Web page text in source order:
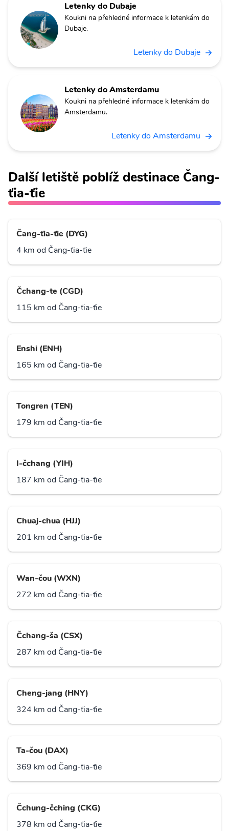
Letenky do Dubaje
Koukni na přehledné informace k letenkám do
Dubaje.
Letenky do Dubaje
Letenky do Amsterdamu
Koukni na přehledné informace k letenkám do
Amsterdamu.
Letenky do Amsterdamu
Další letiště poblíž destinace Čang-
ťia-ťie
Čang-ťia-ťie (DYG)
4 km od Čang-ťia-ťie
Čchang-te (CGD)
115 km od Čang-ťia-ťie
Enshi (ENH)
165 km od Čang-ťia-ťie
Tongren (TEN)
179 km od Čang-ťia-ťie
I-čchang (YIH)
187 km od Čang-ťia-ťie
Chuaj-chua (HJJ)
201 km od Čang-ťia-ťie
Wan-čou (WXN)
272 km od Čang-ťia-ťie
Čchang-ša (CSX)
287 km od Čang-ťia-ťie
Cheng-jang (HNY)
324 km od Čang-ťia-ťie
Ta-čou (DAX)
369 km od Čang-ťia-ťie
Čchung-čching (CKG)
378 km od Čang-ťia-ťie